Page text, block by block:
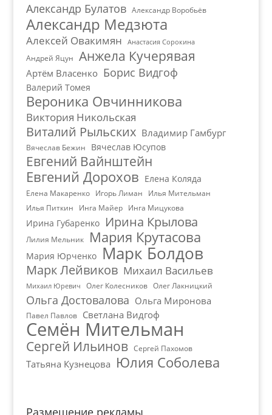
Александр Булатов Александр Воробьёв
Александр Медзюта
Алексей Овакимян Анастасия Сорокина
Андрей Яцун Анжела Кучерявая
Артём Власенко Борис Видгоф
Валерий Томея
Вероника Овчинникова
Виктория Никольская
Виталий Рыльских Владимир Гамбург
Вячеслав Бежин Вячеслав Юсупов
Евгений Вайнштейн
Евгений Дорохов Елена Коляда
Елена Макаренко Игорь Лиман
Илья Мительман
Илья Питкин
Инга Майер Инга Мицукова
Ирина Губаренко Ирина Крылова
Лилия Мельник Мария Крутасова
Мария Юрченко Марк Болдов
Марк Лейвиков Михаил Васильев
Михаил Юревич Олег Колесников Олег Лакницкий
Ольга Достовалова Ольга Миронова
Павел Павлов Светлана Видгоф
Семён Мительман
Сергей Ильинов Сергей Пахомов
Татьяна Кузнецова Юлия Соболева
Размещение рекламы